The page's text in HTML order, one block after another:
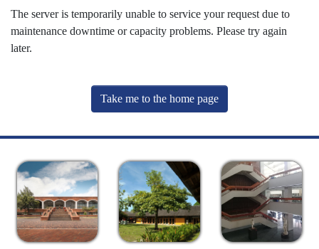
The server is temporarily unable to service your request due to
maintenance downtime or capacity problems. Please try again
later.
Take me to the home page